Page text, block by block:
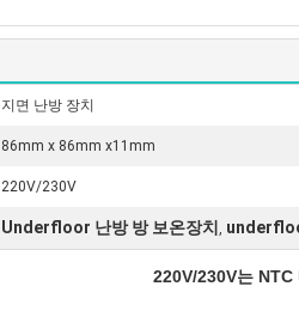
지면 난방 장치
86mm x 86mm x11mm
220V/230V
Underfloor 난방 방 보온장치 ,
220V/230V는 NTC